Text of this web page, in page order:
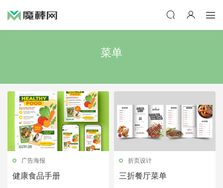
菜单
广告海报
健康食品手册
折页设计
三折餐厅菜单